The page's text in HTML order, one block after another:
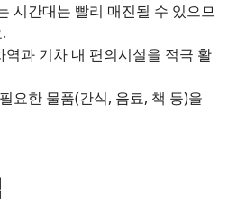
시간대는 빨리 매진될 수 있으므
역과 기차 내 편의시설을 적극 활
요한 물품(간식, 음료, 책 등)을